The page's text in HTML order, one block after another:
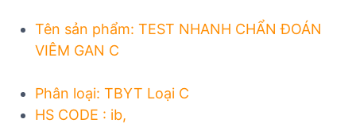
Tên sản phẩm: TEST NHANH CHẨN ĐOÁN
VIÊM GAN C
Phân loại: TBYT Loại C
HS CODE : ib,